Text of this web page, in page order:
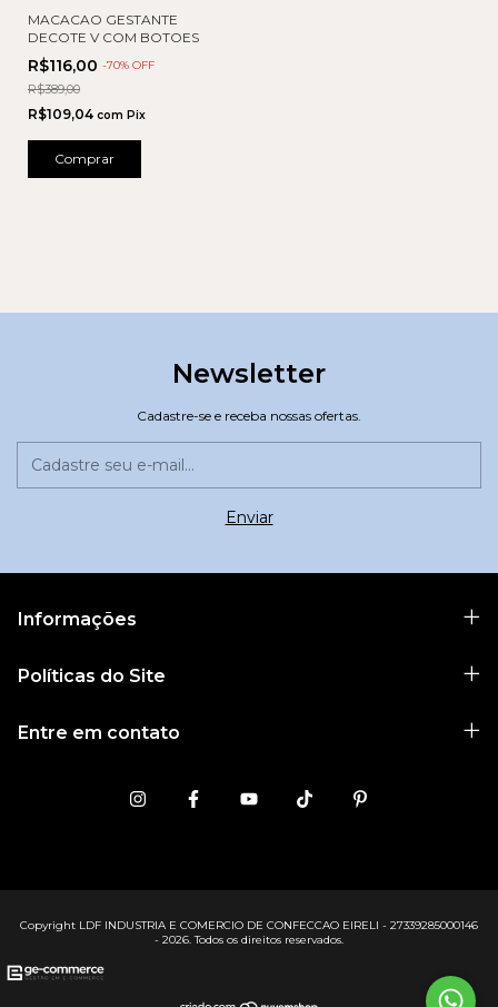
MACACAO GESTANTE
DECOTE V COM BOTOES
R$116,00 -70% OFF
R$389,00
R$109,04 com Pix
Comprar
Newsletter
Cadastre-se e receba nossas ofertas.
Informações
Políticas do Site
Entre em contato
Copyright LDF INDUSTRIA E COMERCIO DE CONFECCAO EIRELI - 27339285000146
- 2026. Todos os direitos reservados.